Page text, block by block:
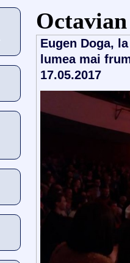
Вы здесь
Eugen Doga,
lumea mai
17.05.2017